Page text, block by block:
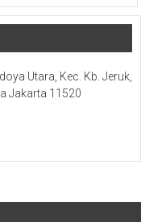
Utara, Kec. Kb. Jeruk,
Jakarta 11520